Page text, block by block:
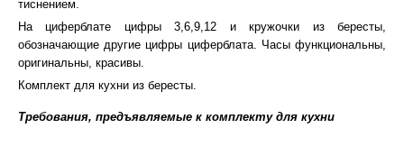
тиснением.
На циферблате цифры 3,6,9,12 и кружочки из бересты,
обозначающие другие цифры циферблата. Часы функциональны,
оригинальны, красивы.
Комплект для кухни из бересты.
Требования, предъявляемые к комплекту для кухни